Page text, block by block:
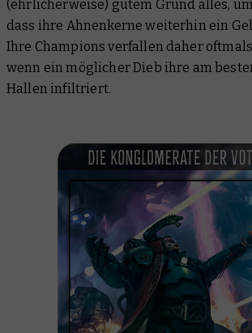
(ehrlicherweise) gutem Grund alles,
dass ihre Ahnenkerne weiterhin ein
Ihre Champions verfallen daher
wenn ein möglicher Dieb ihre am
Hallen infiltriert.